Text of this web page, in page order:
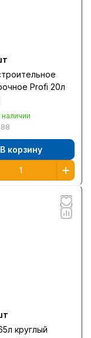
Profi 20л
наличии
В корзину
круглый